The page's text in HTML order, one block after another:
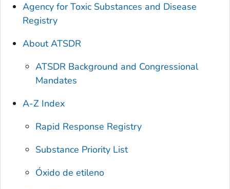
Agency for Toxic Substances and Disease
Registry
About ATSDR
ATSDR Background and Congressional
Mandates
A-Z Index
Rapid Response Registry
Substance Priority List
Óxido de etileno